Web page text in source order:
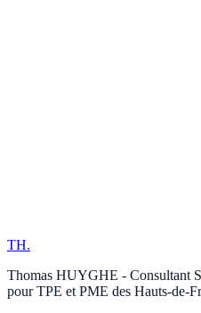
TH.
Thomas HUYGHE - Consultant
pour TPE et PME des Hauts-de-